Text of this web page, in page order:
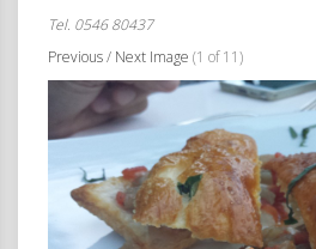
Tel. 0546 80437
Previous/ Next Image (1 of 11)